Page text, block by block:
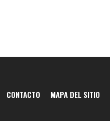
CONTACTO MAPA DEL SITIO